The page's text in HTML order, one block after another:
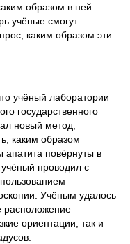
образом в ней
учёные смогут
каким образом эти
учёный лаборатории
государственного
новый метод,
каким образом
повёрнуты в
проводил с
Учёным удалось
расположение
ориентации, так и